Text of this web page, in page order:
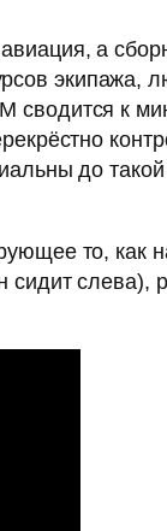
а
экипажа,
сводится к
до
то,
сидит слева),